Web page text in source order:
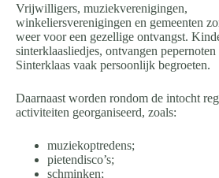
Vrijwilligers, muziekverenigingen,
winkeliersverenigingen en gemeenten
weer voor een gezellige ontvangst.
sinterklaasliedjes, ontvangen
Sinterklaas vaak persoonlijk begroeten.
Daarnaast worden rondom de intocht
activiteiten georganiseerd, zoals:
muziekoptredens;
pietendisco’s;
schminken;